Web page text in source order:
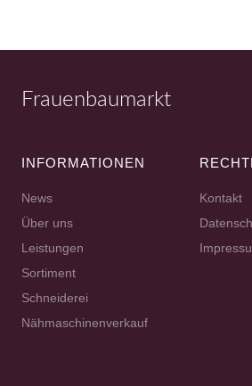
Frauenbaumarkt
INFORMATIONEN
News
Über uns
Leistungen
Sortiment
Schneiderei
Nähmaschinenverkauf
Kontakt